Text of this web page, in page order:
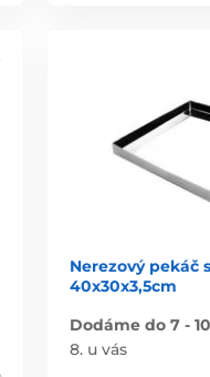
Nerezový pekáč
40x30x3,5cm
Dodáme do 7 -
8. u vás